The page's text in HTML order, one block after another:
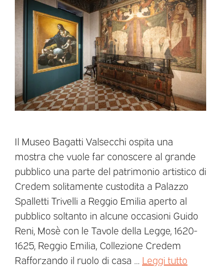
Il Museo Bagatti Valsecchi ospita una
mostra che vuole far conoscere al grande
pubblico una parte del patrimonio artistico di
Credem solitamente custodita a Palazzo
Spalletti Trivelli a Reggio Emilia aperto al
pubblico soltanto in alcune occasioni Guido
Reni, Mosè con le Tavole della Legge, 1620-
1625, Reggio Emilia, Collezione Credem
Rafforzando il ruolo di casa … Leggi tutto